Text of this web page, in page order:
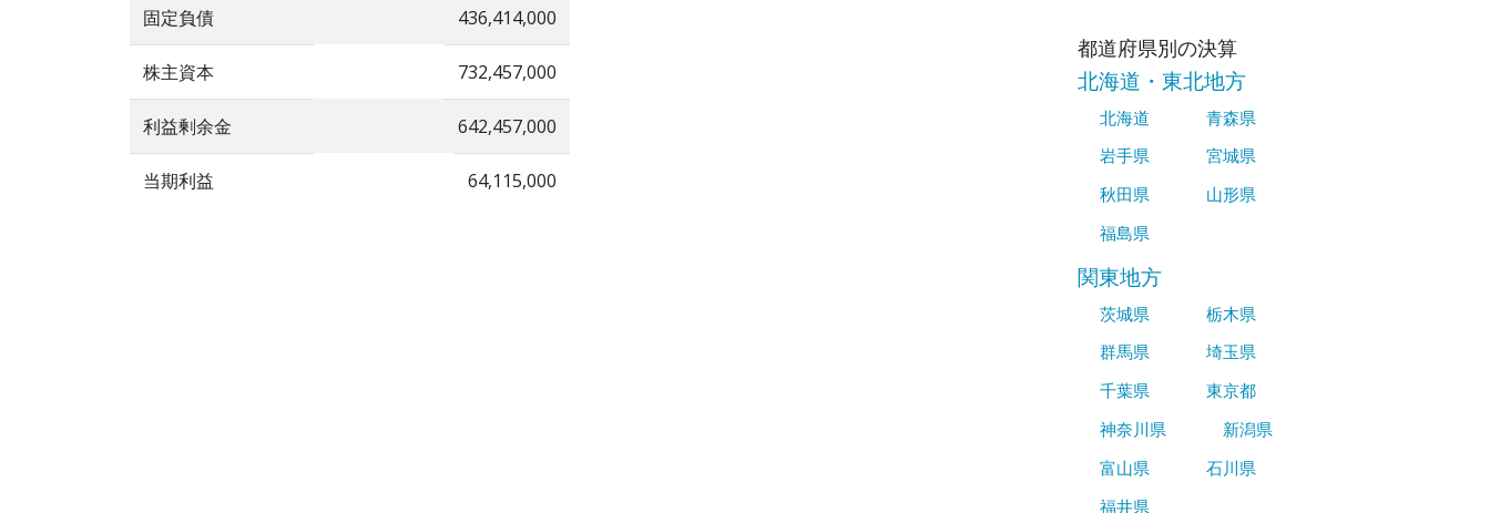
固定負債 436,414,000
株主資本 732,457,000
利益剰余金 642,457,000
当期利益 64,115,000
都道府県別の決算
北海道・東北地方
北海道
青森県
岩手県
宮城県
秋田県
山形県
福島県
関東地方
茨城県
栃木県
群馬県
埼玉県
千葉県
東京都
神奈川県
新潟県
富山県
石川県
福井県